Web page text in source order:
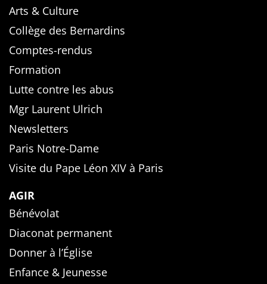
Arts & Culture
Collège des Bernardins
Comptes-rendus
Formation
Lutte contre les abus
Mgr Laurent Ulrich
Newsletters
Paris Notre-Dame
Visite du Pape Léon XIV à Paris
AGIR
Bénévolat
Diaconat permanent
Donner à l’Église
Enfance & Jeunesse